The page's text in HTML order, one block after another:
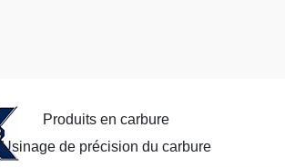
Produits en carbure
Usinage de précision du carbure